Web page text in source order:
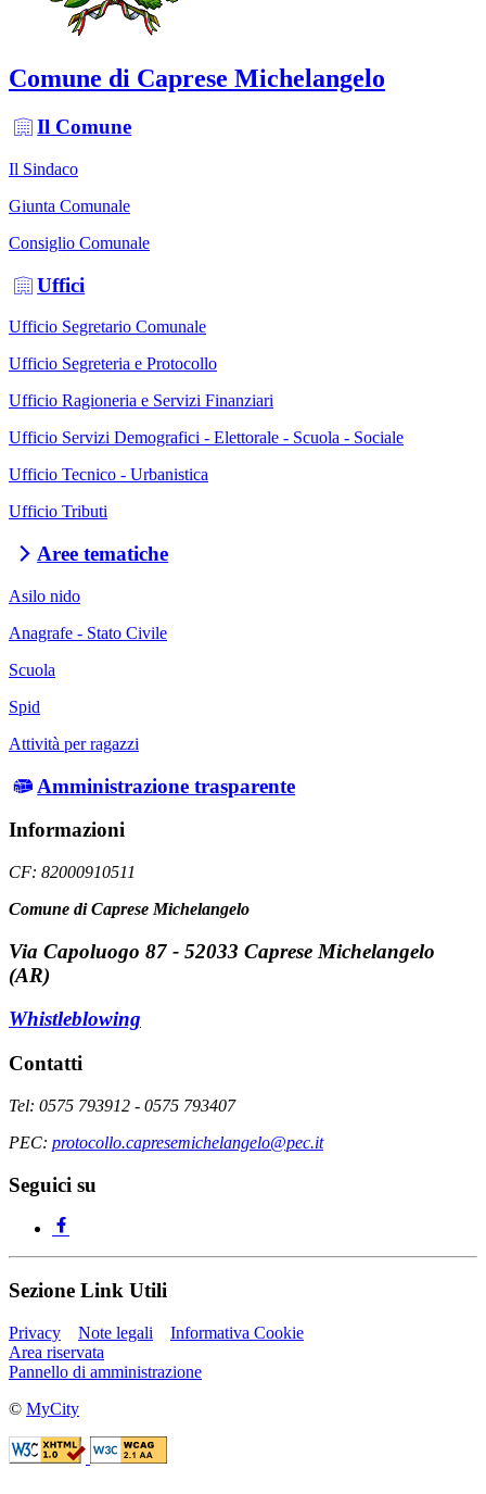
Comune di Caprese Michelangelo
Il Comune
Il Sindaco
Giunta Comunale
Consiglio Comunale
Uffici
Ufficio Segretario Comunale
Ufficio Segreteria e Protocollo
Ufficio Ragioneria e Servizi Finanziari
Ufficio Servizi Demografici - Elettorale - Scuola - Sociale
Ufficio Tecnico - Urbanistica
Ufficio Tributi
Aree tematiche
Asilo nido
Anagrafe - Stato Civile
Scuola
Spid
Attività per ragazzi
Amministrazione trasparente
Informazioni
CF: 82000910511
Comune di Caprese Michelangelo
Via Capoluogo 87 - 52033 Caprese Michelangelo
(AR)
Whistleblowing
Contatti
Tel: 0575 793912 - 0575 793407
PEC: protocollo.capresemichelangelo@pec.it
Seguici su
Sezione Link Utili
Privacy Note legali
Informativa Cookie
Area riservata
Pannello di amministrazione
© MyCity